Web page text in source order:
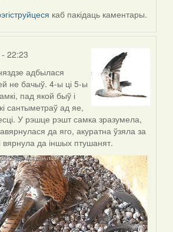
каб пакідаць каментары.
22:23
адбылася
не бачыў. 4-ы ці 5-ы
пад якой быў і
сантыметраў ад яе,
У рэшце рэшт самка зразумела,
да яго, акуратна ўзяла за
вярнула да іншых птушанят.